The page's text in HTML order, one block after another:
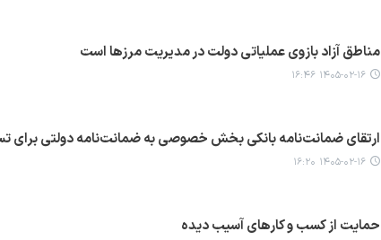
مناطق آزاد بازوی عملیاتی دولت در مدیریت مرزها است
۱۴۰۵-۰۲-۱۶ ۱۶:۴۶
ارتقای ضمانت‌نامه بانکی بخش خصوصی به ضمانت‌نامه دولتی برای
۱۴۰۵-۰۲-۱۶ ۱۶:۲۰
حمایت از کسب و کارهای آسیب دیده